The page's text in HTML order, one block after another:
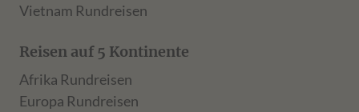
Vietnam Rundreisen
Reisen auf 5 Kontinente
Afrika Rundreisen
Europa Rundreisen